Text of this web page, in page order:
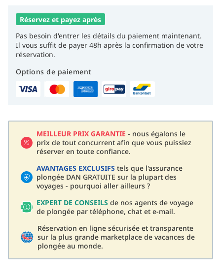
Réservez et payez après
Pas besoin d'entrer les détails du paiement maintenant.
Il vous suffit de payer 48h après la confirmation de votre
réservation.
Options de paiement
MEILLEUR PRIX GARANTIE - nous égalons le
prix de tout concurrent afin que vous puissiez
réserver en toute confiance.
AVANTAGES EXCLUSIFS tels que l'assurance
plongée DAN GRATUITE sur la plupart des
voyages - pourquoi aller ailleurs ?
EXPERT DE CONSEILS de nos agents de voyage
de plongée par téléphone, chat et e-mail.
Réservation en ligne sécurisée et transparente
sur la plus grande marketplace de vacances de
plongée au monde.